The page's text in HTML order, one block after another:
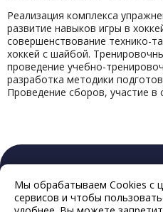
Реализация комплекса
развитие навыков игры в
совершенствование технико-
хоккей с шайбой.
проведение учебно-
разработка методики
Проведение сборов, участие в
Мы обрабатываем Cookies с
сервисов и чтобы